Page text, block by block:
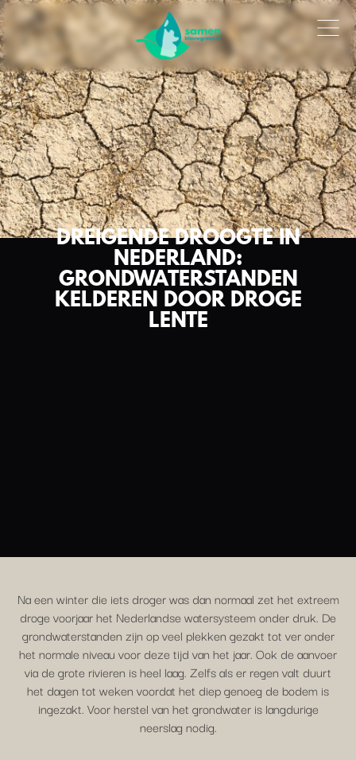
DREIGENDE DROOGTE IN
NEDERLAND:
GRONDWATERSTANDEN
KELDEREN DOOR DROGE
LENTE
Na een winter die iets droger was dan normaal zet het extreem
droge voorjaar het Nederlandse watersysteem onder druk. De
grondwaterstanden zijn op veel plekken gezakt tot ver onder
het normale niveau voor deze tijd van het jaar. Ook de aanvoer
via de grote rivieren is heel laag. Zelfs als er regen valt duurt
het dagen tot weken voordat het diep genoeg de bodem is
ingezakt. Voor herstel van het grondwater is langdurige
neerslag nodig.